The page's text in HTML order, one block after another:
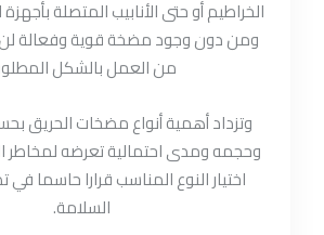
الخراطيم أو حتى الأنابيب المتصلة
ومن دون وجود مضخة قوية وفعالة لن
من العمل بالشكل
وتزداد أهمية أنواع مضخات الحريق
وحجمه ومدى احتمالية تعرضه لمخاطر
اختيار النوع المناسب قرارا حاسما
السلامة.